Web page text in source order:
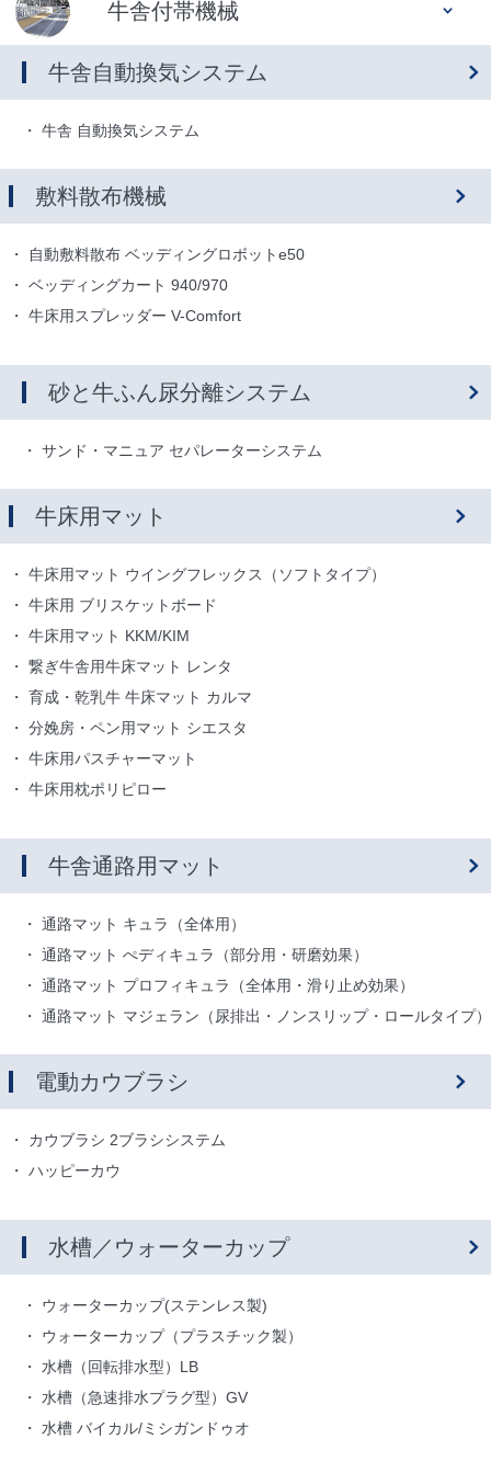
牛舎付帯機械
牛舎自動換気システム
牛舎 自動換気システム
敷料散布機械
自動敷料散布 ベッディングロボットe50
ベッディングカート 940/970
牛床用スプレッダー V-Comfort
砂と牛ふん尿分離システム
サンド・マニュア セパレーターシステム
牛床用マット
牛床用マット ウイングフレックス（ソフトタイプ）
牛床用 ブリスケットボード
牛床用マット KKM/KIM
繋ぎ牛舎用牛床マット レンタ
育成・乾乳牛 牛床マット カルマ
分娩房・ペン用マット シエスタ
牛床用パスチャーマット
牛床用枕ポリピロー
牛舎通路用マット
通路マット キュラ（全体用）
通路マット ぺディキュラ（部分用・研磨効果）
通路マット プロフィキュラ（全体用・滑り止め効果）
通路マット マジェラン（尿排出・ノンスリップ・ロールタイプ）
電動カウブラシ
カウブラシ 2ブラシシステム
ハッピーカウ
水槽／ウォーターカップ
ウォーターカップ(ステンレス製)
ウォーターカップ（プラスチック製）
水槽（回転排水型）LB
水槽（急速排水プラグ型）GV
水槽 バイカル/ミシガンドゥオ